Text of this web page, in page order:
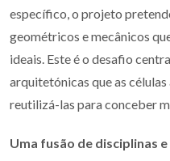
específico, o projeto
geométricos e mecânicos
ideais. Este é o desafio
arquitetónicas que as
reutilizá-las para conceber
Uma fusão de disciplinas